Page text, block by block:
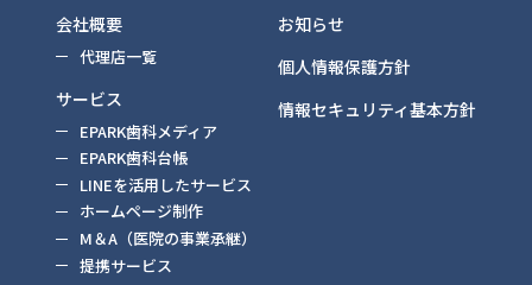
会社概要
代理店一覧
サービス
EPARK歯科メディア
EPARK歯科台帳
LINEを活用したサービス
ホームページ制作
M＆A（医院の事業承継）
提携サービス
お知らせ
個人情報保護方針
情報セキュリティ基本方針